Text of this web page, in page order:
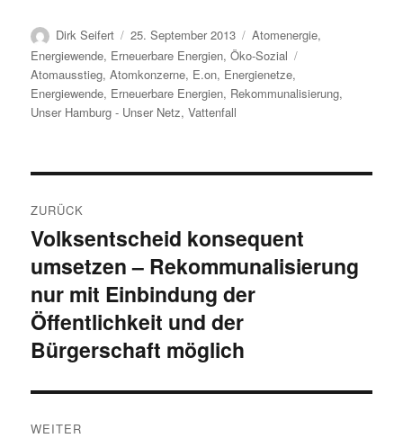
Autor
Dirk Seifert
Veröffentlicht
am
25. September 2013 Kategorien
Atomenergie,
Energiewende, Erneuerbare Energien,Öko-Sozial
Atomausstieg,Atomkonzerne, E.on, Energienetze,
Energiewende, Erneuerbare Energien, Rekommunalisierung,
Unser Hamburg - Unser Netz,Vattenfall
ZURÜCK
Vorheriger
Beitrag:
Volksentscheid konsequent
umsetzen – Rekommunalisierung
nur mit Einbindung der
Öffentlichkeit und der
Bürgerschaft möglich
WEITER